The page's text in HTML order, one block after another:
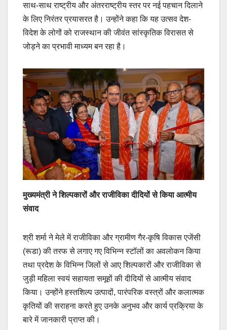
साथ-साथ राष्ट्रीय और अंतरराष्ट्रीय स्तर पर नई पहचान दिलाने
के लिए निरंतर प्रयासरत है। उन्होंने कहा कि यह उत्सव देश-
विदेश के लोगों को राजस्थान की जीवंत सांस्कृतिक विरासत से
जोड़ने का प्रभावी माध्यम बन रहा है।
मुख्यमंत्री ने शिल्पकारों और राजीविका दीदियों से किया आत्मीय
संवाद
श्री शर्मा ने मेले में राजीविका और ग्रामीण गैर-कृषि विकास एजेंसी
(रूडा) की तरफ से लगाए गए विभिन्न स्टॉलों का अवलोकन किया
तथा प्रदेश के विभिन्न जिलों से आए शिल्पकारों और राजीविका से
जुड़ी महिला स्वयं सहायता समूहों की दीदियों से आत्मीय संवाद
किया। उन्होंने हस्तशिल्प उत्पादों, पारंपरिक वस्त्रों और कलात्मक
कृतियों की सराहना करते हुए उनके अनुभव और कार्य प्रक्रिया के
बारे में जानकारी प्राप्त की।